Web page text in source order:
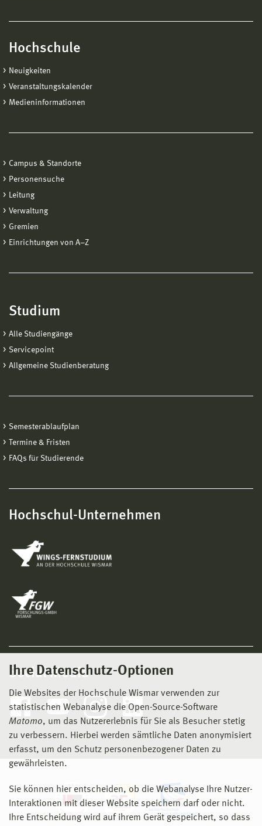
Ihre Datenschutz-Optionen
Die Websites der Hochschule Wismar verwenden zur
statistischen Webanalyse die Open-Source-Software
Matomo, um das Nutzererlebnis für Sie als Besucher stetig
zu verbessern. Hierbei werden sämtliche Daten anonymisiert
erfasst, um den Schutz personenbezogener Daten zu
gewährleisten.
Sie können hier entscheiden, ob die Webanalyse Ihre Nutzer-
Interaktionen mit dieser Website speichern darf oder nicht.
Ihre Entscheidung wird auf ihrem Gerät gespeichert, so dass
Hochschule
Neuigkeiten
Veranstaltungskalender
Medieninformationen
Campus & Standorte
Personensuche
Leitung
Verwaltung
Gremien
Einrichtungen von A−Z
Studium
Alle Studiengänge
Servicepoint
Allgemeine Studienberatung
Semesterablaufplan
Termine & Fristen
FAQs für Studierende
Hochschul-Unternehmen
Social Media